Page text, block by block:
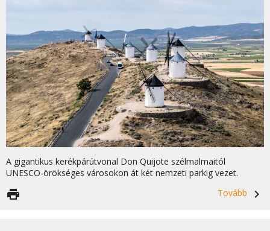
A gigantikus kerékpárútvonal Don Quijote szélmalmaitól
UNESCO-örökséges városokon át két nemzeti parkig vezet.
Tovább
navigate_next
print